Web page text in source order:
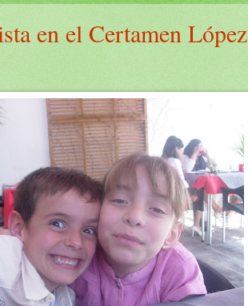
en el Certamen López